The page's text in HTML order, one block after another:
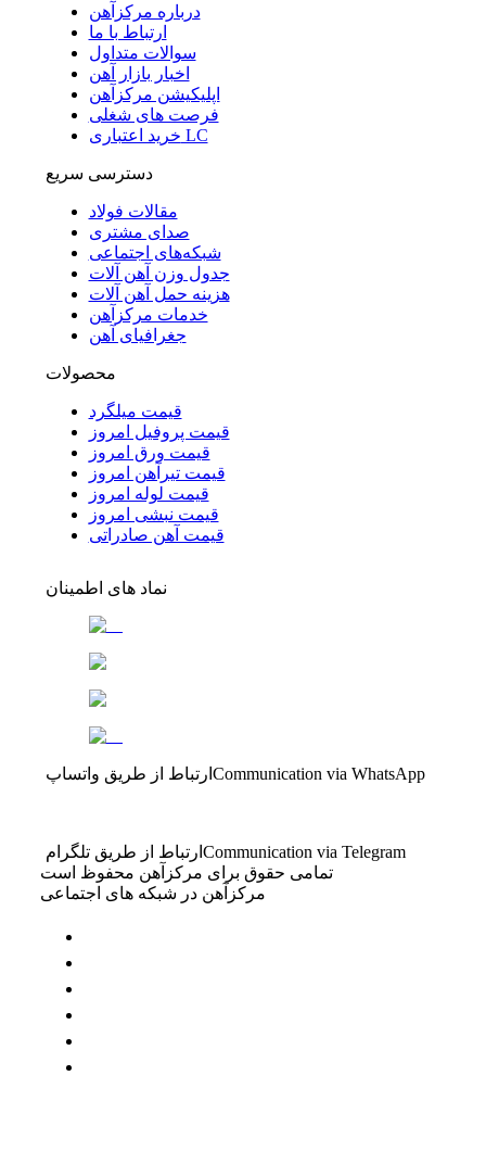
درباره مرکزآهن
ارتباط با ما
سوالات متداول
اخبار بازار آهن
اپلیکیشن مرکزآهن
فرصت های شغلی
خرید اعتباری LC
دسترسی سریع
مقالات فولاد
صدای مشتری
شبکه‌های اجتماعی
جدول وزن آهن آلات
هزینه حمل آهن آلات
خدمات مرکزآهن
جغرافیای آهن
محصولات
قیمت میلگرد
قیمت پروفیل امروز
قیمت ورق امروز
قیمت تیرآهن امروز
قیمت لوله امروز
قیمت نبشی امروز
قیمت آهن صادراتی
نماد های اطمینان
ارتباط از طریق واتساپ Communication via WhatsApp
ارتباط از طریق تلگرام Communication via Telegram
تمامی حقوق برای مرکزآهن محفوظ است
مرکزآهن در شبکه های اجتماعی